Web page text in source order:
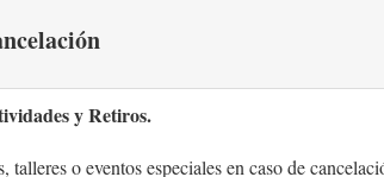
y Retiros.
talleres o eventos especiales en caso de